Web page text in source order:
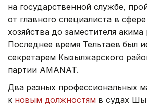
на государственной службе,
от главного специалиста в сфере
хозяйства до заместителя акима
Последнее время Тельтаев был
секретарем Кызылжарского
партии AMANAT.
Два разных профессиональных
к новым должностям в судах